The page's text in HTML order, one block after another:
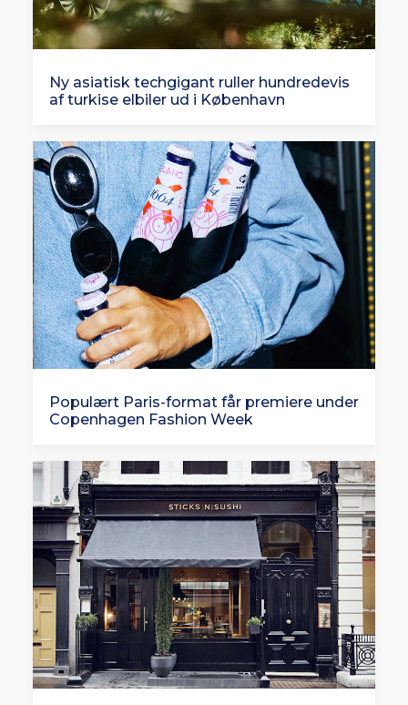
Ny asiatisk techgigant ruller hundredevis
af turkise elbiler ud i København
Populært Paris-format får premiere under
Copenhagen Fashion Week